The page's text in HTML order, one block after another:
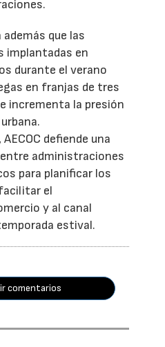
que las
implantadas en
durante el verano
en franjas de tres
incrementa la presión
defiende una
administraciones
para planificar los
el
y al canal
estival.
comentarios